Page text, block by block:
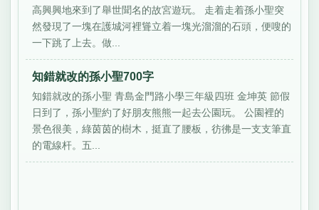
高興興地來到了舉世聞名的故宮遊玩。 走着走着孫小聖突
然發現了一塊在護城河裡聳立着一塊光溜溜的石頭，便嗖的
一下跳了上去。做...
知錯就改的孫小聖700字
知錯就改的孫小聖 青島金門路小學三年級四班 金坤英 節假
日到了，孫小聖約了好朋友熊熊一起去公園玩。 公園裡的
景色很美，綠茵茵的樹木，挺直了腰板，彷彿是一支支筆直
的電線杆。五...